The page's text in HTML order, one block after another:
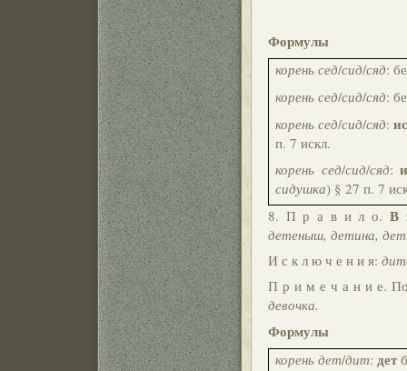
Формулы
корень сед/сид/сяд:
корень сед/сид/сяд:
корень сед/сид/сяд:
п. 7 искл.
корень сед/сид/сяд:
сидушка) § 27 п. 7
8. П р а в и л о. В
детеныш, детина,
И с к л ю ч е н и я:
П р и м е ч а н и е.
девочка.
Формулы
корень дет/дит:дет